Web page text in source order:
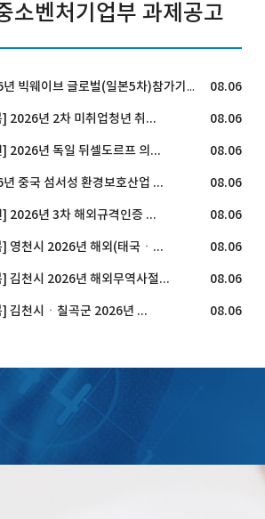
소벤처기업부 과제공고
2026년 빅웨이브 글로벌(일본5차)참가기업 모집 공고 08.06
] 2026년 2차 미취업청년 취... 08.06
] 2026년 독일 뒤셀도르프 의... 08.06
중국 섬서성 환경보호산업 ... 08.06
] 2026년 3차 해외규격인증 ... 08.06
] 영천시 2026년 해외(태국ㆍ... 08.06
] 김천시 2026년 해외무역사절... 08.06
] 김천시ㆍ칠곡군 2026년 ... 08.06